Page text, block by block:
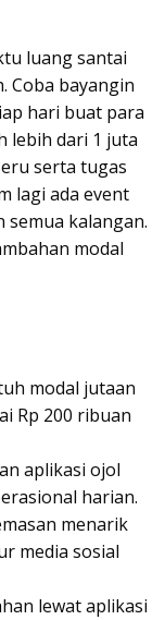
luang santai
Coba bayangin
hari buat para
lebih dari 1 juta
serta tugas
lagi ada event
semua kalangan.
modal
modal jutaan
Rp 200 ribuan
aplikasi ojol
harian.
menarik
media sosial
lewat aplikasi